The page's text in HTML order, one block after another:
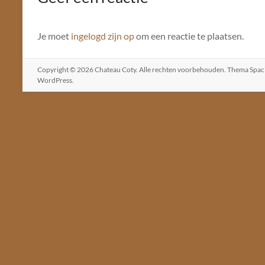
Je moet ingelogd zijn opom een reactie te plaatsen.
Copyright © 2026Chateau Coty. Alle rechten voorbehouden. Thema
WordPress.